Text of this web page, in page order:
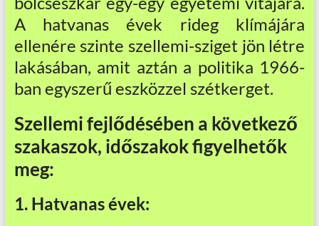
A hatvanas évek rideg klímájára
ellenére szinte szellemi-sziget jön létre
lakásában, amit aztán a politika 1966-
ban egyszerű eszközzel szétkerget.
Szellemi fejlődésében a következő
szakaszok, időszakok figyelhetők
meg:
1. Hatvanas évek: